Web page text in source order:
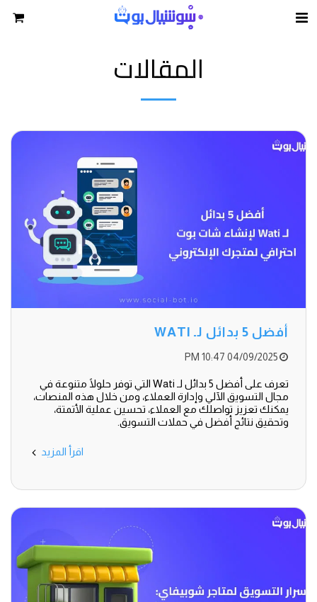
المقالات
أفضل 5 بدائل لـ WATI
04/09/2025 10:47 PM
تعرف على أفضل 5 بدائل لـ Wati التي توفر حلولًا متنوعة في
مجال التسويق الآلي وإدارة العملاء، ومن خلال هذه المنصات،
يمكنك تعزيز تواصلك مع العملاء، تحسين عملية الأتمتة،
وتحقيق نتائج أفضل في حملات التسويق.
اقرأ المزيد